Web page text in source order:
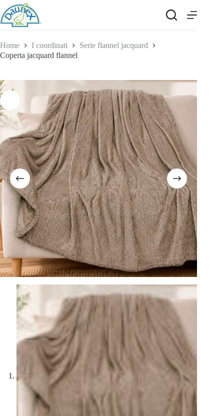
Salta
al
contenuto
Home I coordinati
Serie flannel jacquard
Coperta jacquard flannel